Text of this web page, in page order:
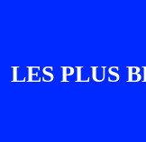
LES PLUS